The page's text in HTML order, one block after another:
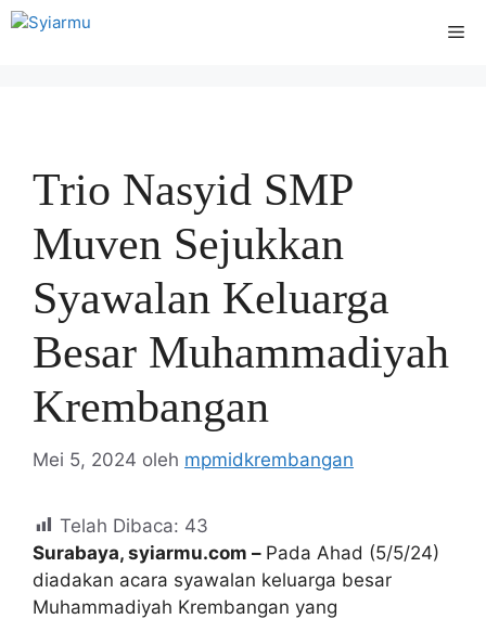
Langsung
Trio Nasyid SMP
Muven Sejukkan
Syawalan Keluarga
Besar Muhammadiyah
Krembangan
Mei 5, 2024 oleh mpmidkrembangan
Telah Dibaca: 43
Surabaya, syiarmu.com – Pada Ahad (5/5/24)
diadakan acara syawalan keluarga besar
Muhammadiyah Krembangan yang